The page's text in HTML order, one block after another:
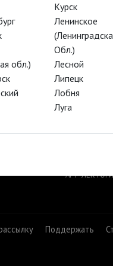
АРТ-
Поддержать
обл.)
Курск
Ленинское
Обл.)
Лесной
Липецк
Лобня
Луга